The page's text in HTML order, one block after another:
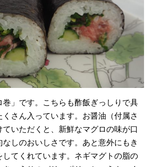
巻」です。こちらも酢飯ぎっしりで具
さん入っています。お醤油（付属さ
いただくと、新鮮なマグロの味が口
しのおいしさです。あと意外にもき
してくれています。ネギマグトの脂の